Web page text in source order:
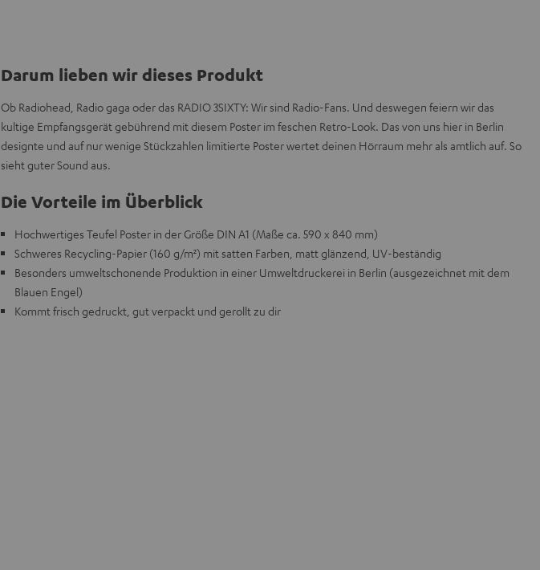
Darum lieben wir dieses Produkt
Ob Radiohead, Radio gaga oder das RADIO 3SIXTY: Wir sind Radio-Fans. Und deswegen feiern wir das
kultige Empfangsgerät gebührend mit diesem Poster im feschen Retro-Look. Das von uns hier in Berlin
designte und auf nur wenige Stückzahlen limitierte Poster wertet deinen Hörraum mehr als amtlich auf. So
sieht guter Sound aus.
Die Vorteile im Überblick
Hochwertiges Teufel Poster in der Größe DIN A1 (Maße ca. 590 x 840 mm)
Schweres Recycling-Papier (160 g/m²) mit satten Farben, matt glänzend, UV-beständig
Besonders umweltschonende Produktion in einer Umweltdruckerei in Berlin (ausgezeichnet mit dem
Blauen Engel)
Kommt frisch gedruckt, gut verpackt und gerollt zu dir